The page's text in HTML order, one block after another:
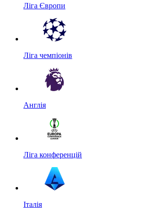
Ліга Європи
Ліга чемпіонів
Англія
Ліга конференцій
Італія